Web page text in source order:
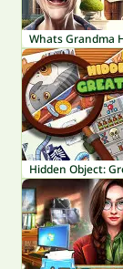
Whats Grandma
Hidden Object: